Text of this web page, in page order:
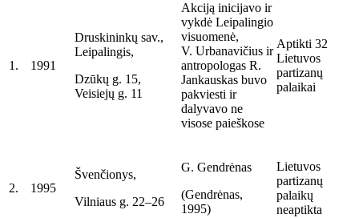
1. 1991
Druskininkų sav.,
Leipalingis,
Dzūkų g. 15,
Veisiejų g. 11
Akciją inicijavo ir
vykdė Leipalingio
visuomenė,
V. Urbanavičius ir
antropologas R.
Jankauskas buvo
pakviesti ir
dalyvavo ne
visose paieškose
Aptikti 32
Lietuvos
partizanų
palaikai
2. 1995
Švenčionys,
Vilniaus g. 22–26
G. Gendrėnas
(Gendrėnas,
1995)
Lietuvos
partizanų
palaikų
neaptikta